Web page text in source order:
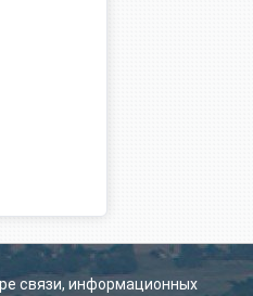
связи, информационных